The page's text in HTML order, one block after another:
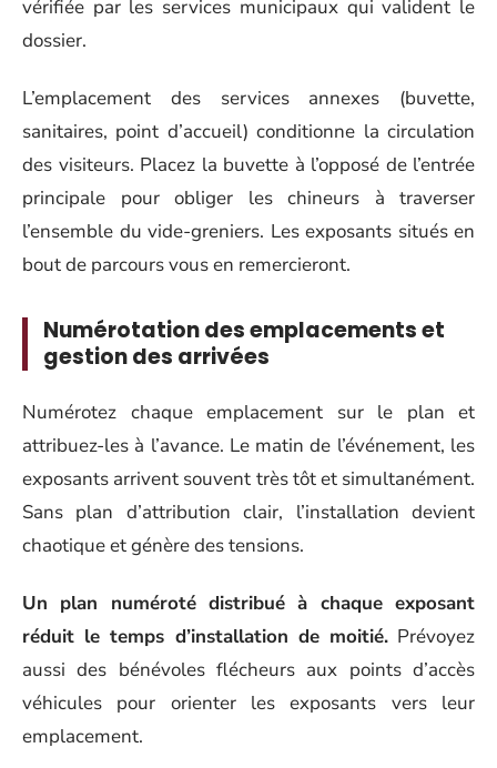
vérifiée par les services municipaux qui valident le
dossier.
L’emplacement des services annexes (buvette,
sanitaires, point d’accueil) conditionne la circulation
des visiteurs. Placez la buvette à l’opposé de l’entrée
principale pour obliger les chineurs à traverser
l’ensemble du vide-greniers. Les exposants situés en
bout de parcours vous en remercieront.
Numérotation des emplacements et
gestion des arrivées
Numérotez chaque emplacement sur le plan et
attribuez-les à l’avance. Le matin de l’événement, les
exposants arrivent souvent très tôt et simultanément.
Sans plan d’attribution clair, l’installation devient
chaotique et génère des tensions.
Un plan numéroté distribué à chaque exposant
réduit le temps d’installation de moitié.Prévoyez
aussi des bénévoles flécheurs aux points d’accès
véhicules pour orienter les exposants vers leur
emplacement.